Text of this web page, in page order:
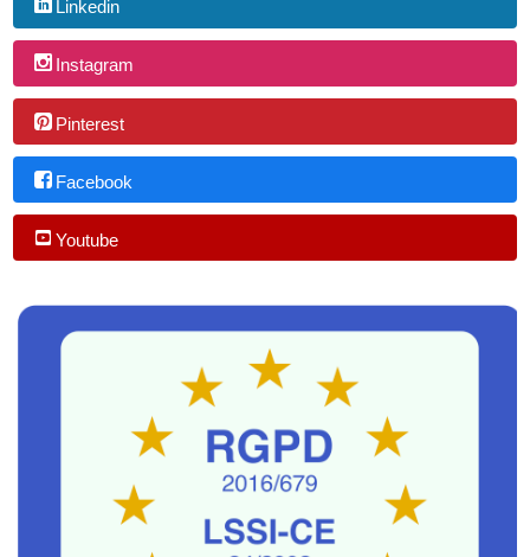
Linkedin
Instagram
Pinterest
Facebook
Youtube